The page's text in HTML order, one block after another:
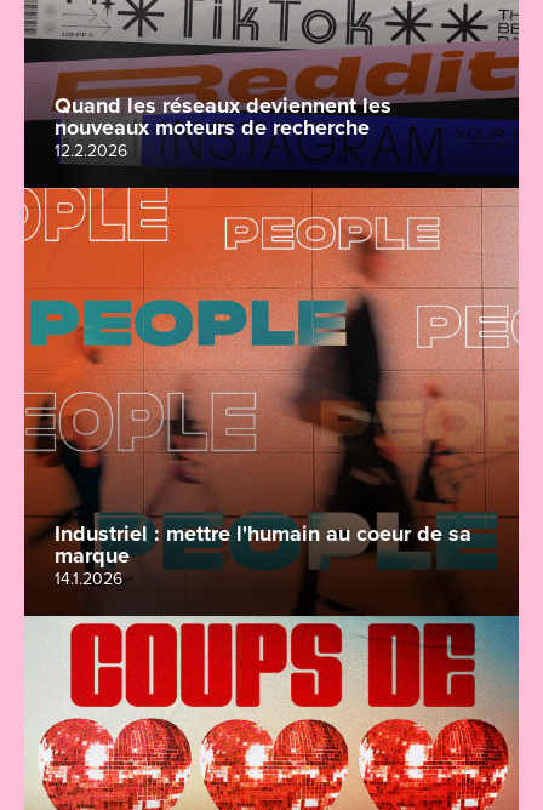
Quand les réseaux deviennent les
nouveaux moteurs de recherche
12.2.2026
Industriel : mettre l'humain au coeur de sa
marque
14.1.2026